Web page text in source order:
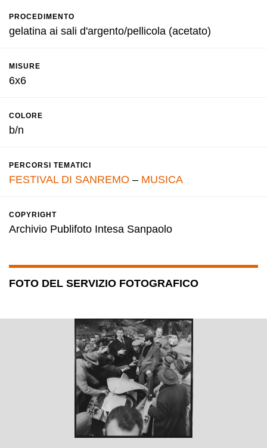
PROCEDIMENTO
gelatina ai sali d'argento/pellicola (acetato)
MISURE
6x6
COLORE
b/n
PERCORSI TEMATICI
FESTIVAL DI SANREMO – MUSICA
COPYRIGHT
Archivio Publifoto Intesa Sanpaolo
FOTO DEL SERVIZIO FOTOGRAFICO